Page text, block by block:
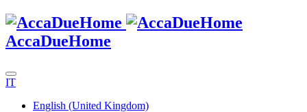
AccaDueHome
IT
English (United Kingdom)